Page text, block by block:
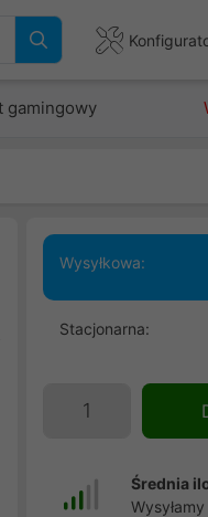
gamingowy
Wysyłkowa:
Stacjonarna:
Średnia